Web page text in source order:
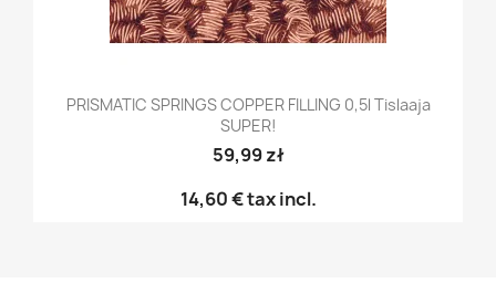
PRISMATIC SPRINGS COPPER FILLING 0,5l Tislaaja
SUPER!
59,99 zł
14,60 €tax incl.